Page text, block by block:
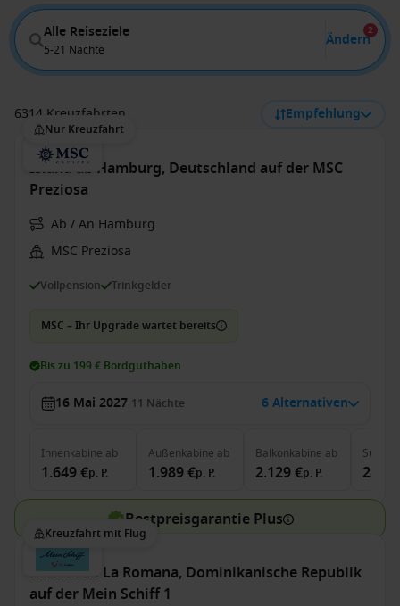
Alle Reiseziele
5-21 Nächte
Ändern
2
6314 Kreuzfahrten Empfehlung
Nur Kreuzfahrt
Island ab Hamburg, Deutschland auf der MSC
Preziosa
Ab / An Hamburg
MSC Preziosa
Vollpension Trinkgelder
MSC – Ihr Upgrade wartet bereits
Bis zu 199 € Bordguthaben
16 Mai 2027 11 Nächte 6 Alternativen
Innenkabine ab
1.649 €p. P.
Außenkabine ab
1.989 €p. P.
Balkonkabine ab
2.129 €p. P.
Suite
Bestpreisgarantie Plus
Kreuzfahrt mit Flug
Karibik ab La Romana, Dominikanische Republik
auf der Mein Schiff 1